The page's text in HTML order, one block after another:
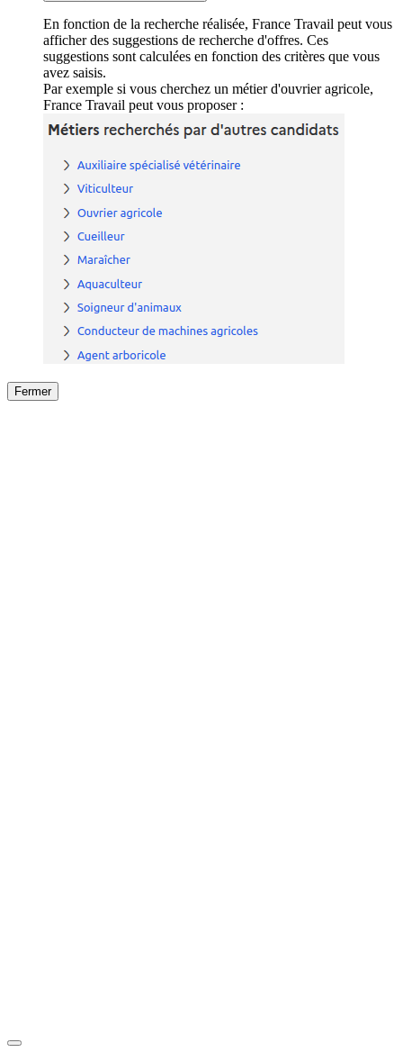
En fonction de la recherche réalisée, France Travail peut vous
afficher des suggestions de recherche d'offres. Ces
suggestions sont calculées en fonction des critères que vous
avez saisis.
Par exemple si vous cherchez un métier d'ouvrier agricole,
France Travail peut vous proposer :
Fermer